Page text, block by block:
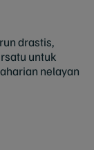
drastis,
untuk
nelayan